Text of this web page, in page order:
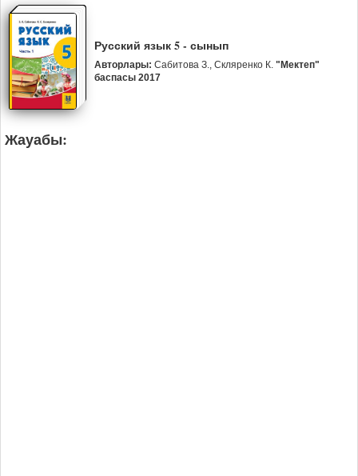
Русский язык 5 - сынып
Авторлары: Сабитова З., Скляренко К. "Мектеп"
баспасы 2017
Жауабы: